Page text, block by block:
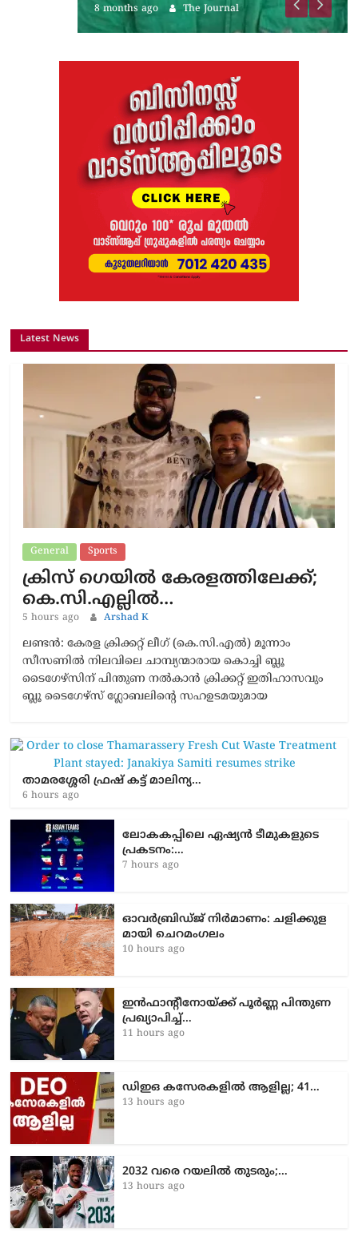
The Journal
Latest News
General Sports
ക്രിസ് ഗെയിൽ കേരളത്തിലേക്ക്;
കെ.സി.എല്ലിൽ…
5 hours ago Arshad K
ലണ്ടൻ: കേരള ക്രിക്കറ്റ് ലീഗ് (കെ.സി.എൽ) മൂന്നാം
സീസണിൽ നിലവിലെ ചാമ്പ്യന്മാരായ കൊച്ചി ബ്ലൂ
ടൈഗേഴ്സിന് പിന്തുണ നൽകാൻ ക്രിക്കറ്റ് ഇതിഹാസവും
ബ്ലൂ ടൈഗേഴ്സ് ഗ്ലോബലിന്റെ സഹഉടമയുമായ
താമരശ്ശേരി ഫ്രഷ് കട്ട് മാലിന്യ…
6 hours ago
ലോകകപ്പിലെ ഏഷ്യന്‍ ടീമുകളുടെ
പ്രകടനം:…
7 hours ago
ഓവർബ്രിഡ്ജ് നിർമാണം: ച​ളി​ക്കു​ള​
മാ​യി ചെ​റ​മം​ഗ​ലം
10 hours ago
ഇൻഫാന്റീനോയ്ക്ക് പൂർണ്ണ പിന്തുണ
പ്രഖ്യാപിച്ച്…
11 hours ago
ഡിഇഒ കസേരകളില്‍ ആളില്ല; 41…
13 hours ago
2032 വരെ റയലിൽ തുടരും;…
13 hours ago